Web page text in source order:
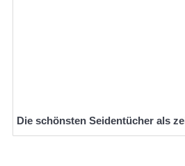
Die schönsten Seidentücher als